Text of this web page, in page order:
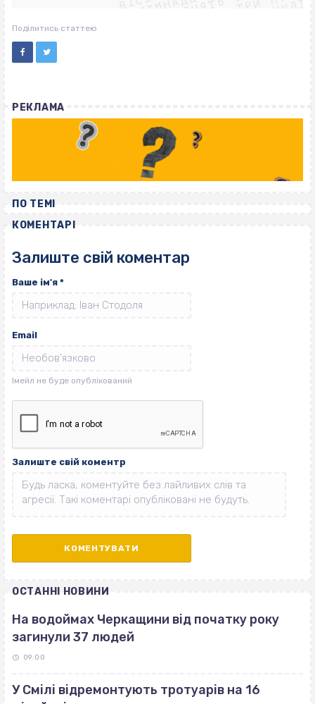
ВІСІМНАДЦЯТЬ ТРИ НУЛІ
ВІСІМНАДЦЯТЬ ТРИ НУЛІ
Поділитись статтею
РЕКЛАМА
ПО ТЕМІ
КОМЕНТАРІ
Залиште свій коментар
Ваше ім'я *
Email
Залиште свій коментр
ОСТАННІ НОВИНИ
На водоймах Черкащини від початку року
загинули 37 людей
09:00
У Смілі відремонтують тротуарів на 16